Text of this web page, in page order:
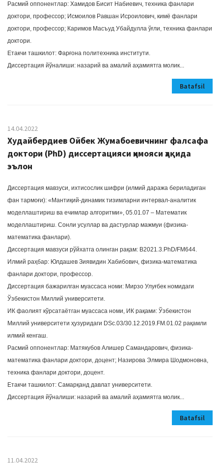
Расмий оппонентлар: Хамидов Бисит Набиевич, техника фанлари
доктори, профессор; Исмоилов Равшан Исроилович, кимё фанлари
доктори, профессор; Каримов Масъуд Убайдулла ўғли, техника фанлари
доктори.
Етакчи ташкилот: Фарғона политехника институти.
Диссертация йўналиши: назарий ва амалий аҳамиятга молик...
Batafsil
14.04.2022
Худайбердиев Ойбек Жумабоевичнинг фалсафа
доктори (PhD) диссертацияси ҳимояси ҳақида
эълон
Диссертация мавзуси, ихтисослик шифри (илмий даража бериладиган
фан тармоғи): «Мантиқий-динамик тизимларни интервал-аналитик
моделлаштириш ва ечимлар алгоритми», 05.01.07 – Математик
моделлаштириш. Сонли усуллар ва дастурлар мажмуи (физика-
математика фанлари).
Диссертация мавзуси рўйхатга олинган рақам: B2021.3.PhD/FM644.
Илмий раҳбар: Юлдашев Зиявидин Хабибович, физика-математика
фанлари доктори, профессор.
Диссертация бажарилган муассаса номи: Мирзо Улуғбек номидаги
Ўзбекистон Миллий университети.
ИК фаолият кўрсатаётган муассаса номи, ИК рақами: Ўзбекистон
Миллий университети ҳузуридаги DSc.03/30.12.2019.FM.01.02 рақамли
илмий кенгаш.
Расмий оппонентлар: Матякубов Алишер Самандарович, физика-
математика фанлари доктори, доцент; Назирова Элмира Шодмоновна,
техника фанлари доктори, доцент.
Етакчи ташкилот: Самарқанд давлат университети.
Диссертация йўналиши: назарий ва амалий аҳамиятга молик...
Batafsil
11.04.2022